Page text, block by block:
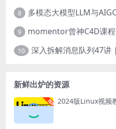
8 多模态大模型LLM与
9 momentor曾神C4D课
10 深入拆解消息队列47讲
新鲜出炉的资源
2024版Linux视频